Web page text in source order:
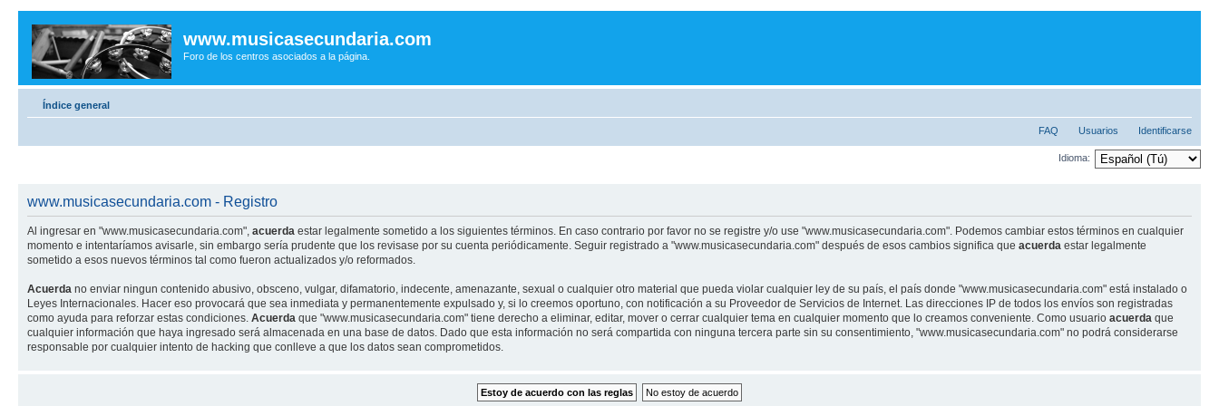
www.musicasecundaria.com
Foro de los centros asociados a la página.
Índice general
FAQ Usuarios Identificarse
Idioma:
www.musicasecundaria.com - Registro
Al ingresar en "www.musicasecundaria.com", acuerda estar legalmente sometido a los siguientes términos. En caso contrario por favor no se registre y/o use "www.musicasecundaria.com". Podemos cambiar estos términos en cualquier
momento e intentaríamos avisarle, sin embargo sería prudente que los revisase por su cuenta periódicamente. Seguir registrado a "www.musicasecundaria.com" después de esos cambios significa que acuerda estar legalmente
sometido a esos nuevos términos tal como fueron actualizados y/o reformados.
Acuerda no enviar ningun contenido abusivo, obsceno, vulgar, difamatorio, indecente, amenazante, sexual o cualquier otro material que pueda violar cualquier ley de su país, el país donde "www.musicasecundaria.com" está instalado o
Leyes Internacionales. Hacer eso provocará que sea inmediata y permanentemente expulsado y, si lo creemos oportuno, con notificación a su Proveedor de Servicios de Internet. Las direcciones IP de todos los envíos son registradas
como ayuda para reforzar estas condiciones. Acuerda que "www.musicasecundaria.com" tiene derecho a eliminar, editar, mover o cerrar cualquier tema en cualquier momento que lo creamos conveniente. Como usuario acuerda que
cualquier información que haya ingresado será almacenada en una base de datos. Dado que esta información no será compartida con ninguna tercera parte sin su consentimiento, "www.musicasecundaria.com" no podrá considerarse
responsable por cualquier intento de hacking que conlleve a que los datos sean comprometidos.